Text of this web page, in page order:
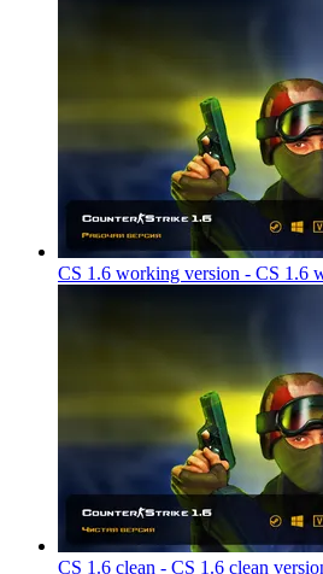
CS 1.6 working version - CS 1.6
CS 1.6 clean - CS 1.6 clean